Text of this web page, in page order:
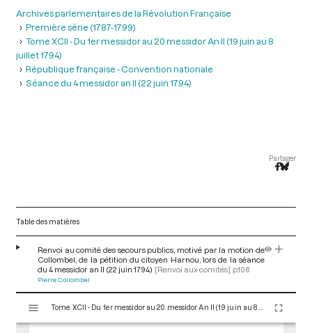
Archives parlementaires de la Révolution Française
Première série (1787-1799)
Tome XCII - Du 1er messidor au 20 messidor An II (19 juin au 8
juillet 1794)
République française - Convention nationale
Séance du 4 messidor an II (22 juin 1794)
Partager
Table des matières
Renvoi au comité des secours publics, motivé par la motion de
Collombel, de la pétition du citoyen Harnou, lors de la séance
du 4 messidor an II (22 juin 1794) [Renvoi aux comités] p.108
Pierre Collombel
s